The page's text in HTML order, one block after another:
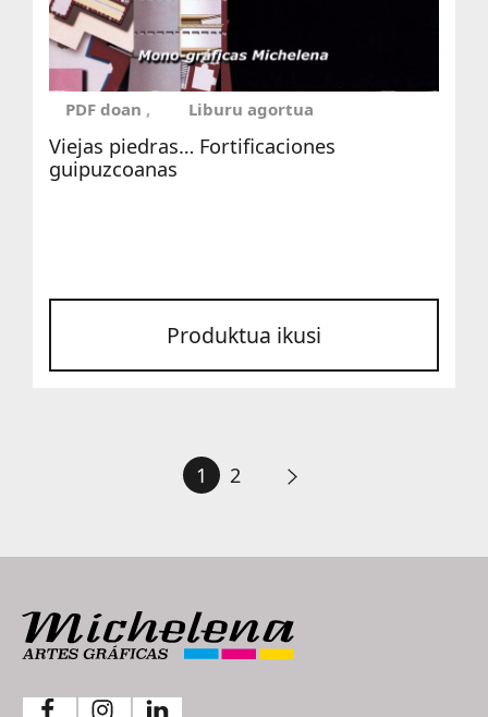
PDF doan Liburu agortua
Viejas piedras… Fortificaciones
guipuzcoanas
Produktua ikusi
1 2